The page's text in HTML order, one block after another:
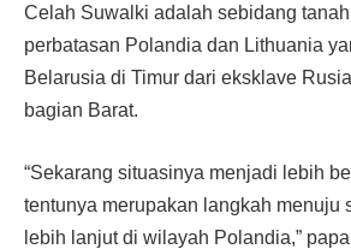
Celah Suwalki adalah sebidang
perbatasan Polandia dan Lithuania
Belarusia di Timur dari eksklave
bagian Barat.
“Sekarang situasinya menjadi lebih
tentunya merupakan langkah menuju
lebih lanjut di wilayah Polandia,”